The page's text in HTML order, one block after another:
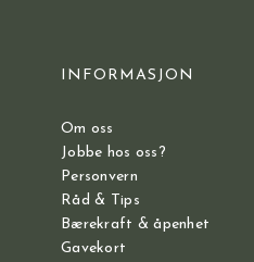
INFORMASJON
Om oss
Jobbe hos oss?
Personvern
Råd & Tips
Bærekraft & åpenhet
Gavekort